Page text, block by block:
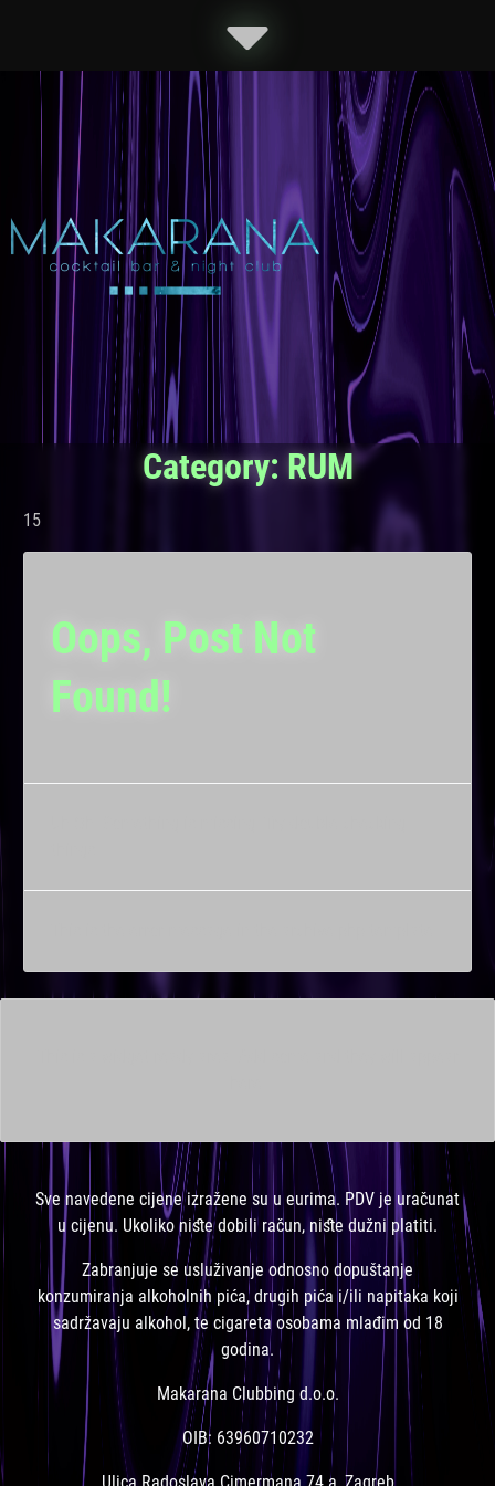
Category: RUM
15
Oops, Post Not
Found!
Sve navedene cijene izražene su u eurima. PDV je uračunat
u cijenu. Ukoliko niste dobili račun, niste dužni platiti.
Zabranjuje se usluživanje odnosno dopuštanje
konzumiranja alkoholnih pića, drugih pića i/ili napitaka koji
sadržavaju alkohol, te cigareta osobama mlađim od 18
godina.
Makarana Clubbing d.o.o.
OIB: 63960710232
Ulica Radoslava Cimermana 74 a, Zagreb